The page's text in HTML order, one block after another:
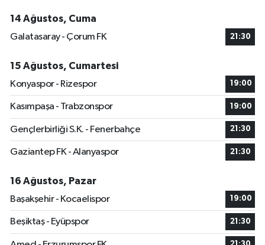
14 Ağustos, Cuma
Galatasaray - Çorum FK
21:30
15 Ağustos, Cumartesi
Konyaspor - Rizespor
19:00
Kasımpaşa - Trabzonspor 19:00
Gençlerbirliği S.K. - Fenerbahçe 21:30
Gaziantep FK - Alanyaspor 21:30
16 Ağustos, Pazar
Başakşehir - Kocaelispor
19:00
Beşiktaş - Eyüpspor 21:30